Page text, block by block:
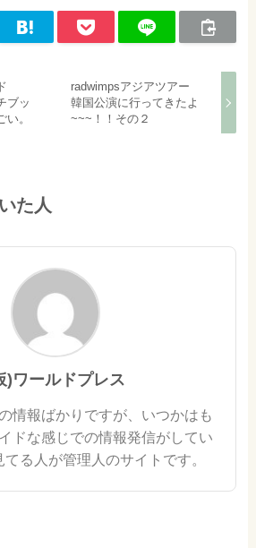
ブッ
。
radwimpsアジアツアー
韓国公演に行ってきたよ
~~~！！その２
た人
)ワールドプレス
情報ばかりですが、いつかはも
ドな感じでの情報発信がしてい
る人が管理人のサイトです。